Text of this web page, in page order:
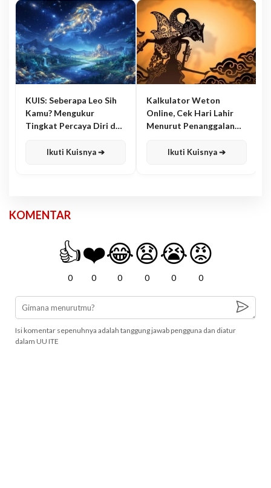
KUIS: Seberapa Leo Sih
Kamu? Mengukur
Tingkat Percaya Diri dan
Ikuti Kuisnya ➔
Kalkulator Weton
Online, Cek Hari Lahir
Menurut Penanggalan
Ikuti Kuisnya ➔
KOMENTAR
👍
0
❤️
0
😂
0
😧
0
😭
0
😡
0
Isi komentar sepenuhnya adalah tanggung jawab pengguna dan diatur
dalam UU ITE